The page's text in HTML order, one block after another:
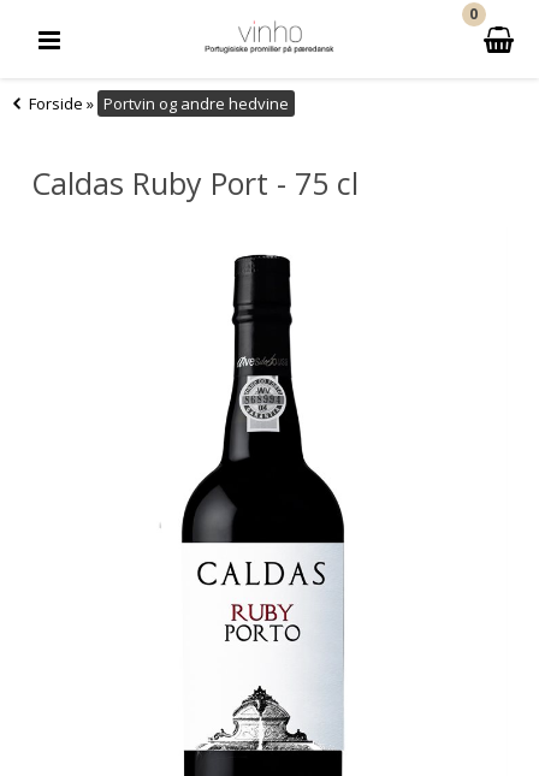
0
Forside » Portvin og andre hedvine
Caldas Ruby Port - 75 cl